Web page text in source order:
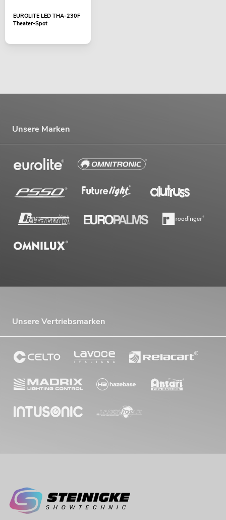
EUROLITE LED THA-230F
Theater-Spot
Unsere Marken
Unsere Vertriebsmarken